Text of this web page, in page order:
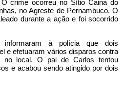
crime ocorreu no Sítio Caina do
no Agreste de Pernambuco. O
durante a ação e foi socorrido
informaram à polícia que dois
e efetuaram vários disparos contra
no local. O pai de Carlos tentou
e acabou sendo atingido por dois